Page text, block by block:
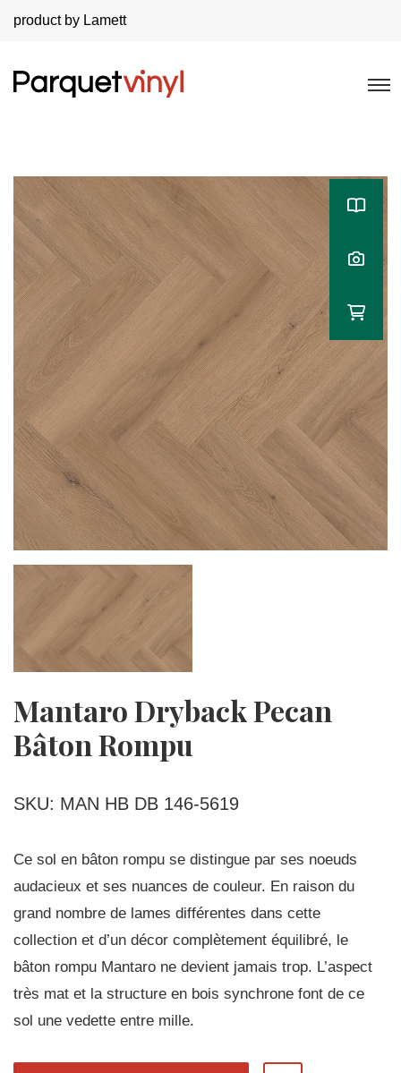
product by Lamett
Mantaro Dryback Pecan
Bâton Rompu
SKU: MAN HB DB 146-5619
Ce sol en bâton rompu se distingue par ses noeuds
audacieux et ses nuances de couleur. En raison du
grand nombre de lames différentes dans cette
collection et d’un décor complètement équilibré, le
bâton rompu Mantaro ne devient jamais trop. L’aspect
très mat et la structure en bois synchrone font de ce
sol une vedette entre mille.